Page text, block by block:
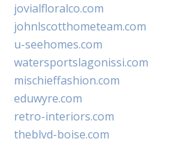
jovialfloralco.com
johnlscotthometeam.com
u-seehomes.com
watersportslagonissi.com
mischieffashion.com
eduwyre.com
retro-interiors.com
theblvd-boise.com